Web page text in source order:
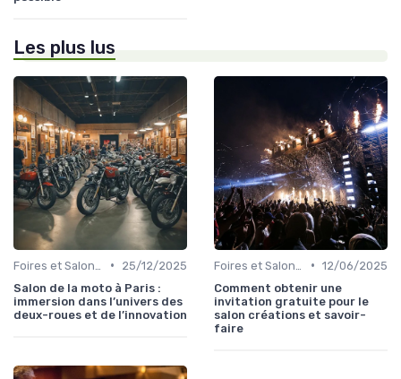
Les plus lus
•
25/12/2025
Salon de la moto à Paris :
immersion dans l’univers des
deux-roues et de l’innovation
• 12/06/2025
Comment obtenir une
invitation gratuite pour le
salon créations et savoir-
faire